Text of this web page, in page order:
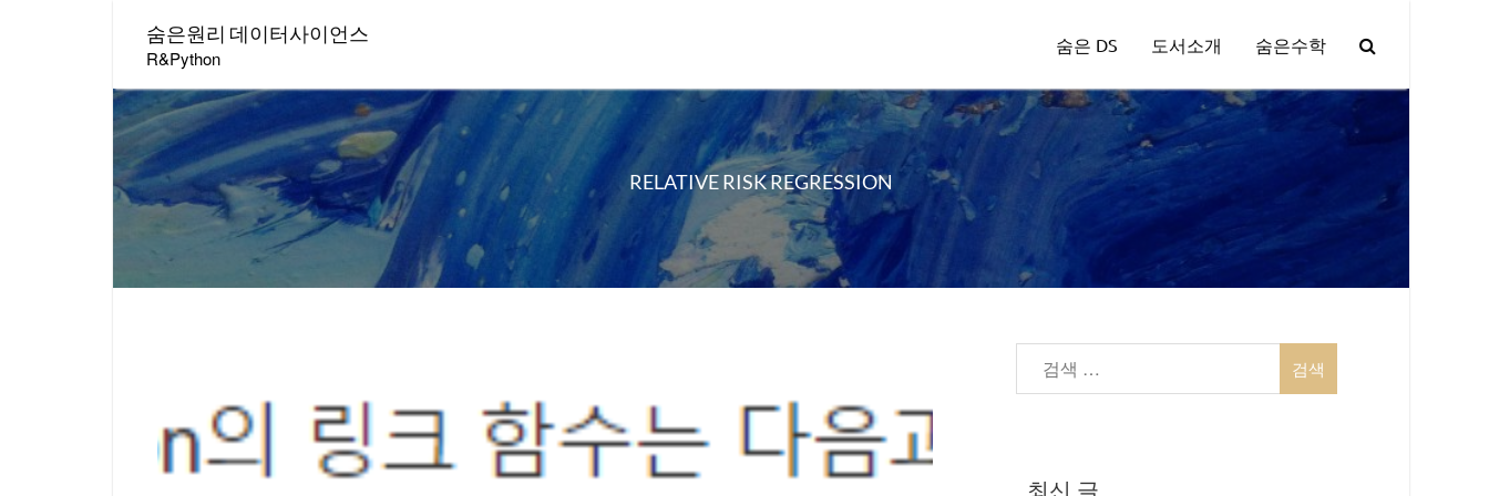
숨은원리 데이터사이언스
R&Python
숨은 DS 도서소개 숨은수학
RELATIVE RISK REGRESSION
최신 글